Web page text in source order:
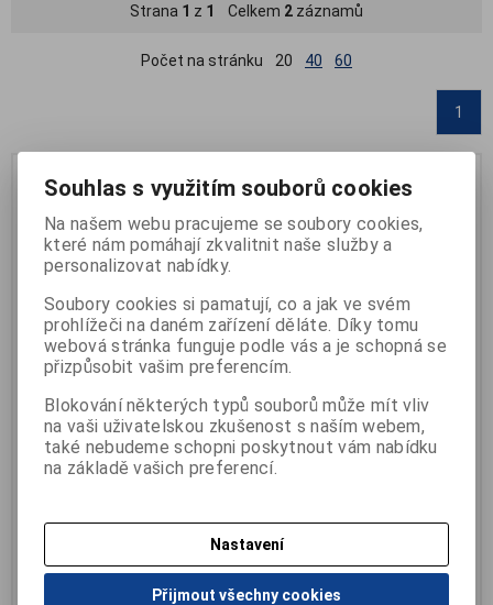
V naší nabídce naleznete zubní nitě, dentální nitě pod můstek,
a mezizubní prostory od osvědčených značek
Strana 1 z 1 Celkem 2 záznamů
Počet na stránku 20 40 60
1
Dentální nit Oral-B Super floss
Výrobce:PROCTER & GAMBLE
Katalogové číslo:H-017369
Záruka (měsíců): 24
skladem
50 nastříhaných vláken v balení
138 Kč
Nit zubní TEPE Bridge implant
floss
Výrobce:TePe
Katalogové číslo:
implantáty a rovnátka
242 Kč
Souhlas s využitím souborů cookies
Na našem webu pracujeme se soubory cookies,
které nám pomáhají zkvalitnit naše služby a
personalizovat nabídky.
Soubory cookies si pamatují, co a jak ve svém
prohlížeči na daném zařízení děláte. Díky tomu
webová stránka funguje podle vás a je schopná se
přizpůsobit vašim preferencím.
Blokování některých typů souborů může mít vliv
na vaši uživatelskou zkušenost s naším webem,
také nebudeme schopni poskytnout vám nabídku
na základě vašich preferencí.
Nastavení
Přijmout všechny cookies